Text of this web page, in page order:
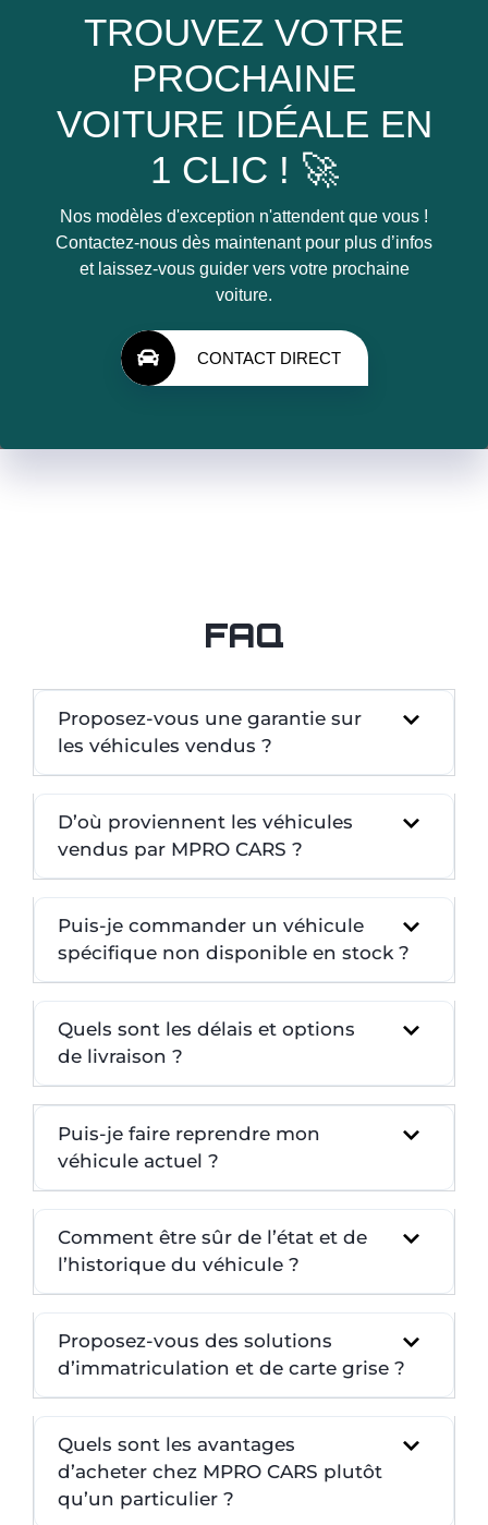
TROUVEZ VOTRE
PROCHAINE
VOITURE IDÉALE EN
1 CLIC ! 🚀
Nos modèles d'exception n'attendent que vous !
Contactez-nous dès maintenant pour plus d’infos
et laissez-vous guider vers votre prochaine
voiture.
CONTACT DIRECT
FAQ
Proposez-vous une garantie sur
les véhicules vendus ?
D’où proviennent les véhicules
vendus par MPRO CARS ?
Puis-je commander un véhicule
spécifique non disponible en stock ?
Quels sont les délais et options
de livraison ?
Puis-je faire reprendre mon
véhicule actuel ?
Comment être sûr de l’état et de
l’historique du véhicule ?
Proposez-vous des solutions
d’immatriculation et de carte grise ?
Quels sont les avantages
d’acheter chez MPRO CARS plutôt
qu’un particulier ?